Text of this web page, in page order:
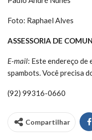
Foto: Raphael Alves
ASSESSORIA DE
E-mail: Este endereço de
spambots. Você precisa
(92) 99316-0660
Compartilhar